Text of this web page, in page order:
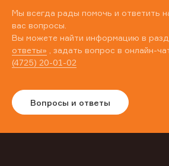
Мы всегда рады помочь и ответить
вас вопросы.
Вы можете найти информацию в
ответы» , задать вопрос в онлайн-
(4725) 20-01-02
Вопросы и ответы